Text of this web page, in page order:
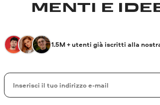
MENTI E
1.5M + utenti già iscritti alla
La tua e-mail